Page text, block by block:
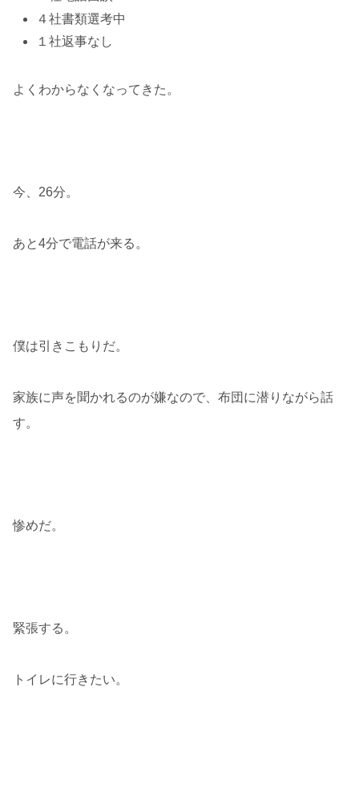
４社書類選考中
１社返事なし
よくわからなくなってきた。
今、26分。
あと4分で電話が来る。
僕は引きこもりだ。
家族に声を聞かれるのが嫌なので、布団に潜りながら話
す。
惨めだ。
緊張する。
トイレに行きたい。